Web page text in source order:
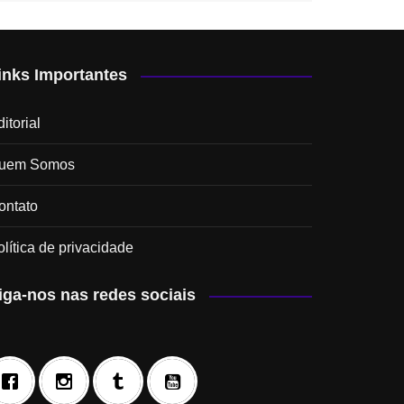
Importantes
Somos
de privacidade
nos nas redes sociais